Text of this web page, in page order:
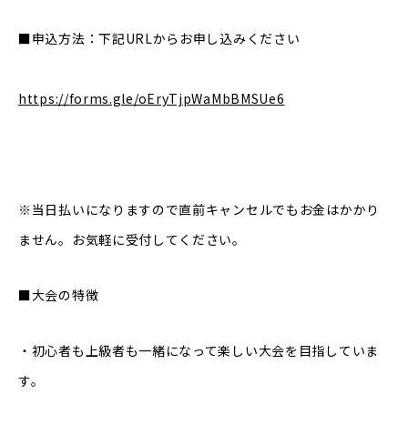
■申込方法：下記URLからお申し込みください
https://forms.gle/oEryTjpWaMbBMSUe6
※当日払いになりますので直前キャンセルでもお金はかかり
ません。お気軽に受付してください。
■大会の特徴
・初心者も上級者も一緒になって楽しい大会を目指していま
す。